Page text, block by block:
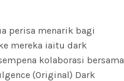
perisa menarik bagi
mereka iaitu dark
kolaborasi bersama
(Original) Dark